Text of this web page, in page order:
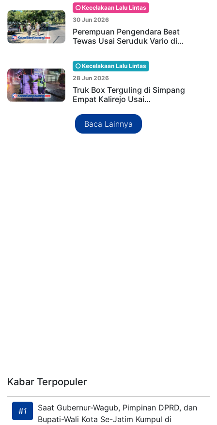
Kecelakaan Lalu Lintas
30 Jun 2026
Perempuan Pengendara Beat
Tewas Usai Seruduk Vario di…
Kecelakaan Lalu Lintas
28 Jun 2026
Truk Box Terguling di Simpang
Empat Kalirejo Usai…
Baca Lainnya
Kabar Terpopuler
#1
Saat Gubernur-Wagub, Pimpinan DPRD, dan
Bupati-Wali Kota Se-Jatim Kumpul di